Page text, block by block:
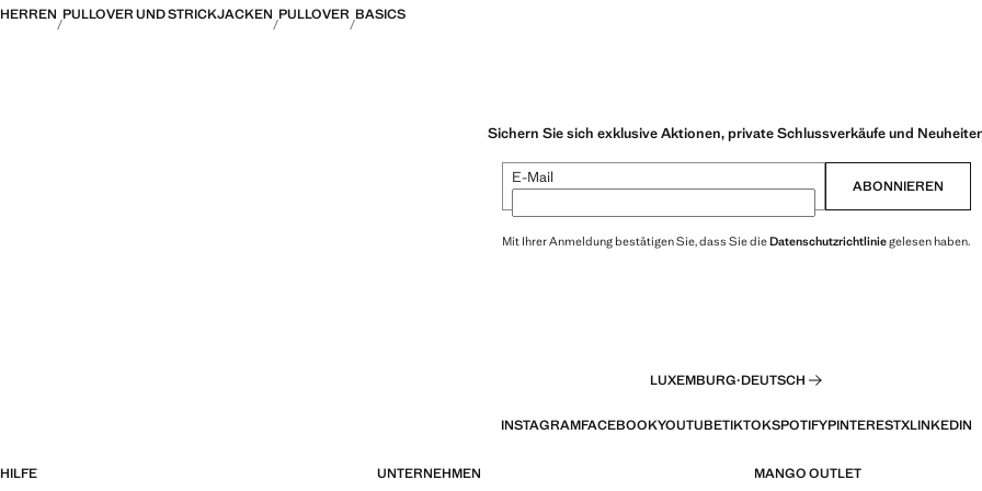
HERREN PULLOVER UND STRICKJACKEN PULLOVER BASICS
Sichern Sie sich exklusive Aktionen, private Schlussverkäufe und
E-Mail ABONNIEREN
Mit Ihrer Anmeldung bestätigen Sie, dass Sie dieDatenschutzrichtliniegelesen haben.
LUXEMBURG·DEUTSCH
INSTAGRAMFACEBOOKYOUTUBETIKTOKSPOTIFYPINTERESTXLINKEDIN
HILFE UNTERNEHMEN MANGO OUTLET